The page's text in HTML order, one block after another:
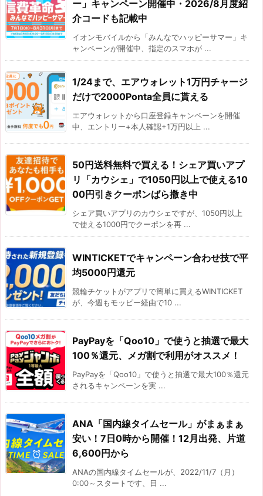
ー」キャンペーン開催中・2026/8月度紹
介コードも記載中
イオンモバイルから「みんなでハッピーサマー」キ
ャンペーンが開催中、指定のスマホが ...
1/24まで、エアウォレット1万円チャージ
だけで2000Ponta全員に貰える
エアウォレットから口座登録キャンペーンを開催
中、エントリー+本人確認+1万円以上 ...
50円送料無料で買える！シェア買いアプ
リ「カウシェ」で1050円以上で使える10
00円引きクーポンばら撒き中
シェア買いアプリのカウシェですが、1050円以上
で使える1000円でクーポンを再 ...
WINTICKETでキャンペーン合わせ技で平
均5000円還元
競輪チケットがアプリで簡単に買えるWINTICKET
が、今週もモッピー経由で10 ...
PayPayを「Qoo10」で使うと抽選で最大
100％還元、メガ割で利用がオススメ！
PayPayを「Qoo10」で使うと抽選で最大100％還元
されるキャンペーンを実 ...
ANA「国内線タイムセール」がまぁまぁ
安い！7日0時から開催！12月出発、片道
6,600円から
ANAの国内線タイムセールが、2022/11/7（月）
0:00～スタートです、日 ...